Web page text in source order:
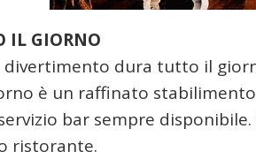
IL GIORNO
divertimento dura tutto il
è un raffinato
bar sempre
ristorante.